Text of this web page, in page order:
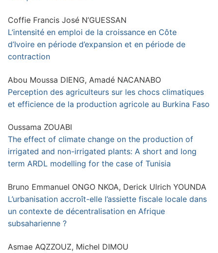
Coffie Francis José N’GUESSAN
L‘intensité en emploi de la croissance en Côte
d’Ivoire en période d’expansion et en période de
contraction
Abou Moussa DIENG, Amadé NACANABO
Perception des agriculteurs sur les chocs climatiques
et efficience de la production agricole au Burkina Faso
Oussama ZOUABI
The effect of climate change on the production of
irrigated and non-irrigated plants: A short and long
term ARDL modelling for the case of Tunisia
Bruno Emmanuel ONGO NKOA, Derick Ulrich YOUNDA
L’urbanisation accroît-elle l’assiette fiscale locale dans
un contexte de décentralisation en Afrique
subsaharienne ?
Asmae AQZZOUZ, Michel DIMOU